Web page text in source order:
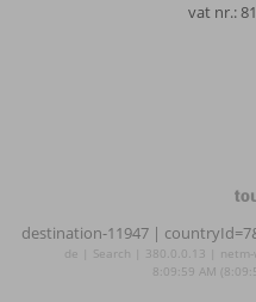
vat nr.:
destination-11947 |
de | Search | 380.0.0.13 |
8:09:59 AM